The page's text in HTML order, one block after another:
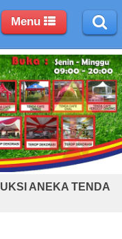
ANEKA TENDA
Menu